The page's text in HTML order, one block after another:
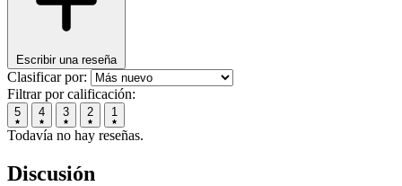
Escribir una reseña
Clasificar por:
Filtrar por calificación:
5 4 3 2 1
Todavía no hay reseñas.
Discusión